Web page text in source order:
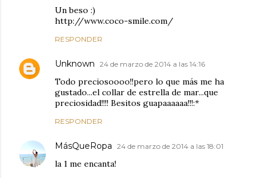
Un beso :)
http://www.coco-smile.com/
RESPONDER
Unknown 24 de marzo de 2014 a las 14:16
Todo preciosoooo!!pero lo que más me ha
gustado...el collar de estrella de mar...que
preciosidad!!!! Besitos guapaaaaaa!!!:*
RESPONDER
MásQueRopa 24 de marzo de 2014 a las 18:01
la 1 me encanta!